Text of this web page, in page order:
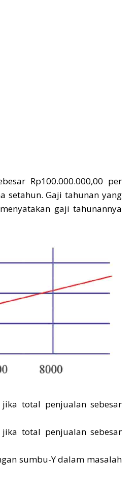
Rp100.000.000,00 per
setahun. Gaji tahunan yang
gaji tahunannya
total penjualan sebesar
total penjualan sebesar
sumbu-Y dalam masalah